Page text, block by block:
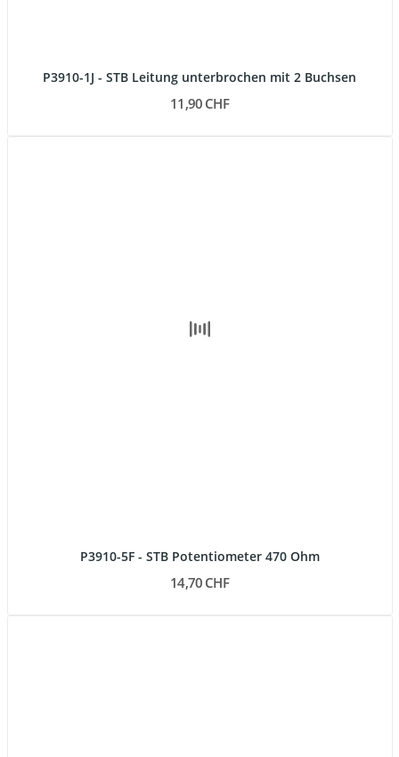
P3910-1J - STB Leitung unterbrochen mit 2 Buchsen
11,90 CHF
P3910-5F - STB Potentiometer 470 Ohm
14,70 CHF